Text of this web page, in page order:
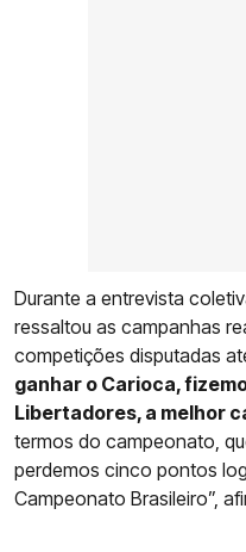
Durante a entrevista
ressaltou as campanhas
competições disputadas
ganhar o Carioca,
Libertadores, a melhor
termos do campeonato,
perdemos cinco pontos
Campeonato Brasileiro”,